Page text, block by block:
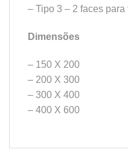
– Tipo 3 – 2 faces
Dimensões
– 150 X 200
– 200 X 300
– 300 X 400
– 400 X 600